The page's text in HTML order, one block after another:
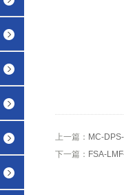
上一篇： MC-
下一篇： FSA-